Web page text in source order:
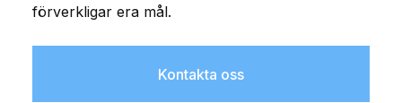
förverkligar era mål.
Kontakta oss